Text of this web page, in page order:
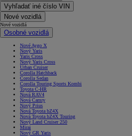
Vyhľadať iné číslo VIN
Nové vozidlá
Nové vozidlá
Osobné vozidlá
Nové Aygo X
Nový Yaris
Yaris Cross
Nový Yaris Cross
Urban Cruiser
Corolla Hatchback
Corolla Sedan
Corolla Touring Sports Kombi
Toyota C-HR
Nová RAV4
Nová Camry
Nový Prius
Nová Toyota bZ4X
Nová Toyota bZ4X Touring
Nový Land Cruiser 250
Mirai
Nový GR Yaris